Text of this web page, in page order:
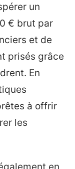
un
€ brut par
et de
prisés grâce
En
à offrir
les